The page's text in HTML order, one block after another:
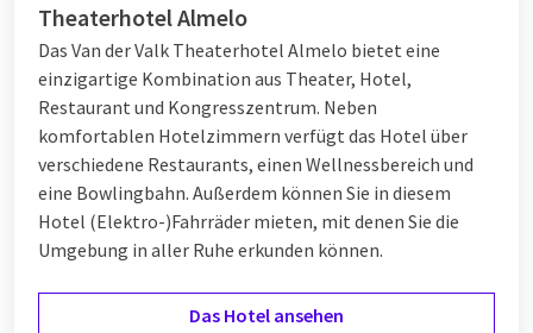
Van der Valk sind stimmungsvoll eingerichtet und mit allem
Komfort ausgestattet für einen optimalen Aufenthalt.
Möchten Sie gerne dieWellnessoder dasSchwimmbad
nutzen? Dann gibt es verschiedene Hotels, in denen dies
möglich ist. Entspannen Sie in der Sauna oder tauchen Sie in
das herrliche Wasser ein. Anschließend können Sie sich in
Ihrem komfortablen Hotelzimmer entspannen. Was halten
Sie von einem späten Aufstehen am Morgen? Zu Pfingsten
können Sie später zu einem köstlichen Brunch einsteigen.
Theaterhotel Almelo
Das Van der Valk Theaterhotel Almelo bietet eine
einzigartige Kombination aus Theater, Hotel,
Restaurant und Kongresszentrum. Neben
komfortablen Hotelzimmern verfügt das Hotel über
verschiedene Restaurants, einen Wellnessbereich und
eine Bowlingbahn. Außerdem können Sie in diesem
Hotel (Elektro-)Fahrräder mieten, mit denen Sie die
Umgebung in aller Ruhe erkunden können.
Das Hotel ansehen